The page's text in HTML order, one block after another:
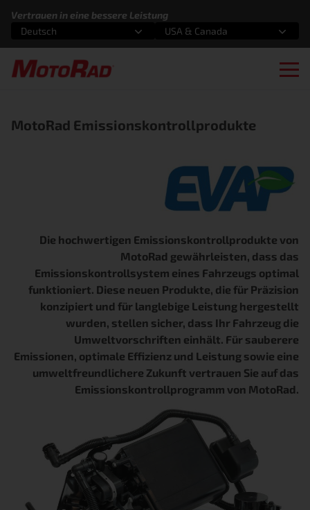
Vertrauen in eine bessere Leistung
Wählen Sie eine Option
Deutsch
Wählen Sie eine Option
USA & Canada
MotoRad Emissionskontrollprodukte
Die hochwertigen Emissionskontrollprodukte von
MotoRad gewährleisten, dass das
Emissionskontrollsystem eines Fahrzeugs optimal
funktioniert. Diese neuen Produkte, die für Präzision
konzipiert und für langlebige Leistung hergestellt
wurden, stellen sicher, dass Ihr Fahrzeug die
Umweltvorschriften einhält. Für sauberere
Emissionen, optimale Effizienz und Leistung sowie eine
umweltfreundlichere Zukunft vertrauen Sie auf das
Emissionskontrollprogramm von MotoRad.